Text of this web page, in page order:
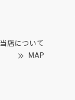
当店について
MAP